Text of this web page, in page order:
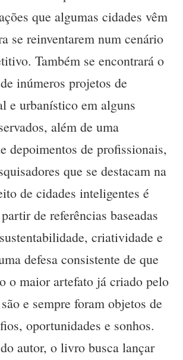
que algumas cidades vêm
se reinventarem num cenário
Também se encontrará o
inúmeros projetos de
e urbanístico em alguns
além de uma
depoimentos de profissionais,
que se destacam na
de cidades inteligentes é
de referências baseadas
criatividade e
defesa consistente de que
o maior artefato já criado pelo
e sempre foram objetos de
oportunidades e sonhos.
autor, o livro busca lançar